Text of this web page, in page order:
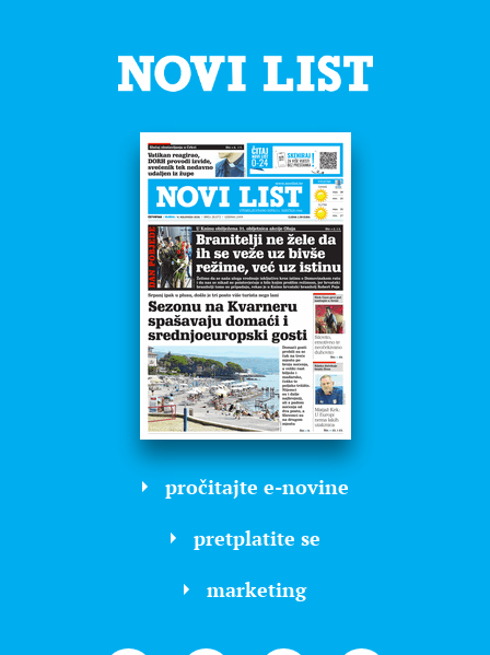
pročitajte e-novine
pretplatite se
marketing